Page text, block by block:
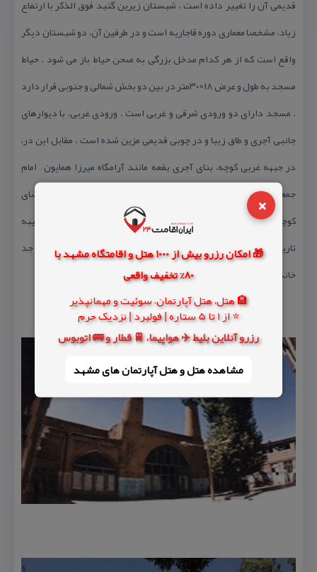
×
🎁 امکان رزرو بیش از 1000 هتل و اقامتگاه مشهد با
80% تخفیف واقعی
🏨 هتل، هتل آپارتمان، سوئیت و مهمانپذیر
⭐ از 1 تا 5 ستاره | فولبرد | نزدیک حرم
رزرو آنلاین بلیط ✈️ هواپیما، 🚆 قطار و 🚌 اتوبوس
مشاهده هتل و هتل‌ آپارتمان های مشهد
قدیمی آن را تغییر داده است . شبستان زیرین گنبد فوق الذكر با ارتفاع
زیاد، مشخصا معماری دوره قاجاریه است و در طرفین آن، دو شبستان دیگر
واقع است كه از هر كدام مدخل بزرگی به صحن حیاط باز می شود . حیاط
مسجد به طول و عرض ۱۸×۳۰متر در بین دو بخش شمالی و جنوبی قرار دارد
. مسجد دارای دو ورودی شرقی و غربی است . ورودی غربی، با دیوارهای
جانبی آجری و طاق زیبا و در چوبی قدیمی مزین شده است . مقابل این در،
در جبهه غربی كوچه، بنای آجری بقعه مانند آرامگاه میرزا همایون – امام
جمعه تویسركان – و عده ای دیگر از بزرگان خاندان امامی واقع است . فضای
كوچه حد فاصل آرامگاه و در ورودی مسجد، مسقف است . بر طبق كتیبه
تاریخی مناره مسجد، این مسجد در سال ۱۲۷۱ه-.ق توسط میرزا همایون- جد
خاندان امامی- ساخته شده است .